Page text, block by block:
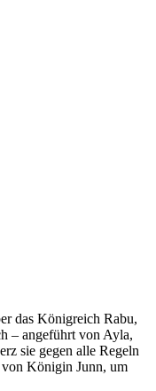
das Königreich Rabu,
– angeführt von Ayla,
sie gegen alle Regeln
von Königin Junn, um